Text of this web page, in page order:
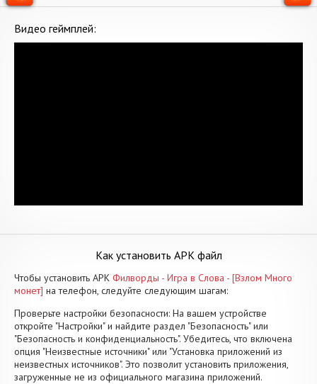
Видео геймплей:
Как установить APK файл
Чтобы установить APK Филворды - Игра в Слова - [Взлом Много
монет] на телефон, следуйте следующим шагам:
Проверьте настройки безопасности: На вашем устройстве
откройте "Настройки" и найдите раздел "Безопасность" или
"Безопасность и конфиденциальность". Убедитесь, что включена
опция "Неизвестные источники" или "Установка приложений из
неизвестных источников". Это позволит установить приложения,
загруженные не из официального магазина приложений.